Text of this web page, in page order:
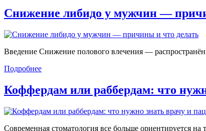
Снижение либидо у мужчин —
Введение Снижение полового влечения —
Подробнее
Коффердам или раббердам: что
Современная стоматология все больше ориентируется